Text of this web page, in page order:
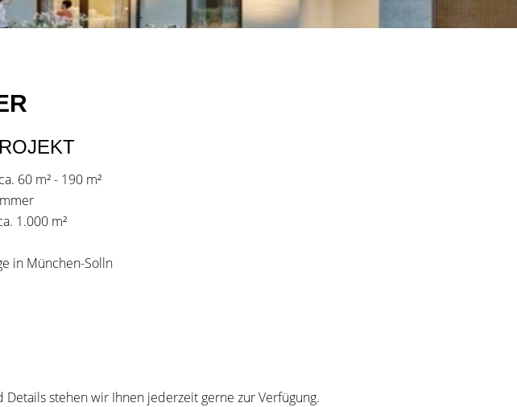
60 m² - 190 m²
1.000 m²
in München-Solln
stehen wir Ihnen jederzeit gerne zur Verfügung.